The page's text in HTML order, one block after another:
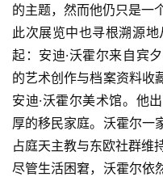
的主题，然而他仍只是一
此次展览中也寻根溯源
起：安迪·沃霍尔来自宾
的艺术创作与档案资料
安迪·沃霍尔美术馆。他
厚的移民家庭。沃霍尔一
占庭天主教与东欧社群维
尽管生活困窘，沃霍尔依